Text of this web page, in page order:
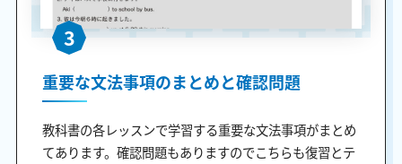
3
重要な文法事項のまとめと確認問題
教科書の各レッスンで学習する重要な文法事項がまとめ
てあります。確認問題もありますのでこちらも復習とテ